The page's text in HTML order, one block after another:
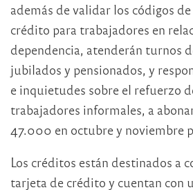
además de validar los códigos
crédito para trabajadores en
dependencia, atenderán turnos
jubilados y pensionados, y
e inquietudes sobre el refuerzo
trabajadores informales, a
47.000 en octubre y noviembre
Los créditos están destinados a
tarjeta de crédito y cuentan con